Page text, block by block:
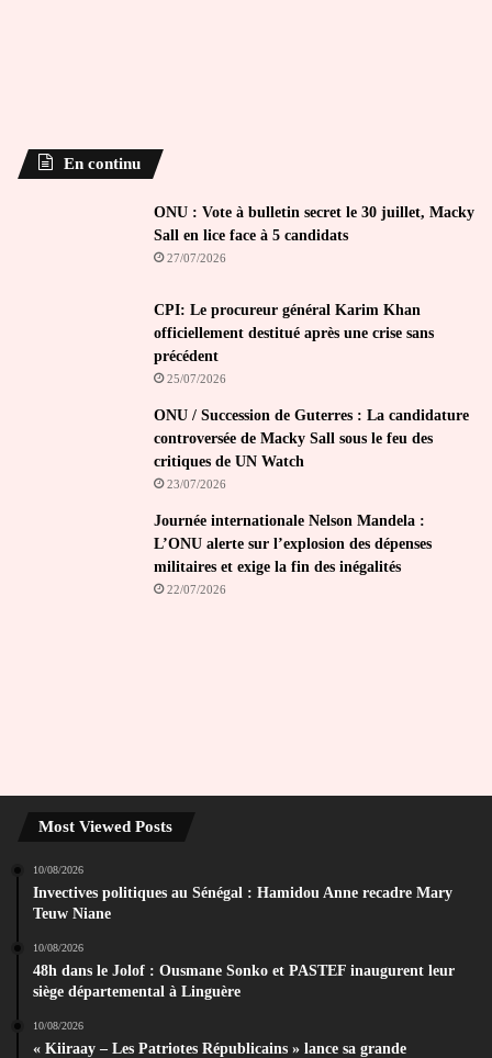
En continu
ONU : Vote à bulletin secret le 30 juillet, Macky
Sall en lice face à 5 candidats
27/07/2026
CPI: Le procureur général Karim Khan
officiellement destitué après une crise sans
précédent
25/07/2026
ONU / Succession de Guterres : La candidature
controversée de Macky Sall sous le feu des
critiques de UN Watch
23/07/2026
Journée internationale Nelson Mandela :
L’ONU alerte sur l’explosion des dépenses
militaires et exige la fin des inégalités
22/07/2026
Most Viewed Posts
10/08/2026
Invectives politiques au Sénégal : Hamidou Anne recadre Mary
Teuw Niane
10/08/2026
48h dans le Jolof : Ousmane Sonko et PASTEF inaugurent leur
siège départemental à Linguère
10/08/2026
« Kiiraay – Les Patriotes Républicains » lance sa grande